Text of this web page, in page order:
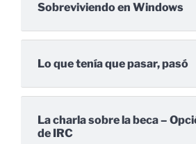
Sobreviviendo en Windows
Lo que tenía que pasar, pasó
La charla sobre la beca –
de IRC